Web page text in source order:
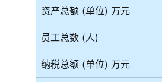
资产总额 (单位) 万元
员工总数 (人)
纳税总额 (单位) 万元